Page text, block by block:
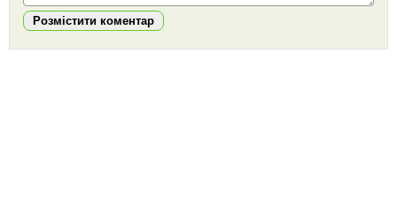
Розмістити коментар